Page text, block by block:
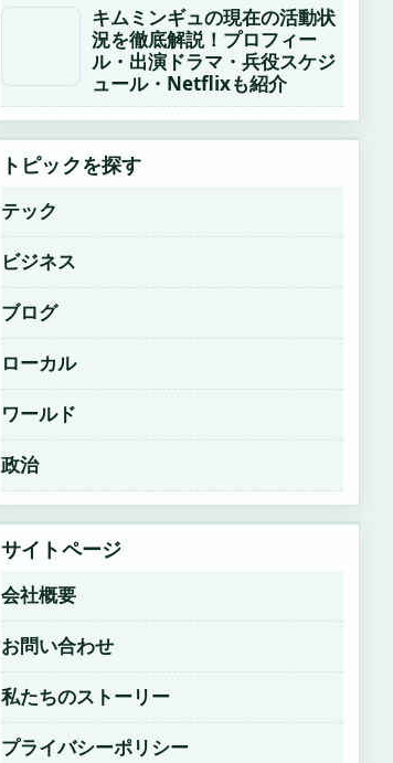
キムミンギュの現在の活動状
況を徹底解説！プロフィー
ル・出演ドラマ・兵役スケジ
ュール・Netflixも紹介
トピックを探す
テック
ビジネス
ブログ
ローカル
ワールド
政治
サイトページ
会社概要
お問い合わせ
私たちのストーリー
プライバシーポリシー